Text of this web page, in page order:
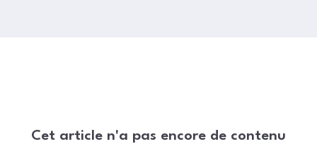
Cet article n'a pas encore de contenu